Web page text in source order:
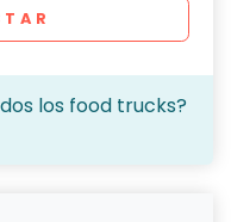
los food trucks?